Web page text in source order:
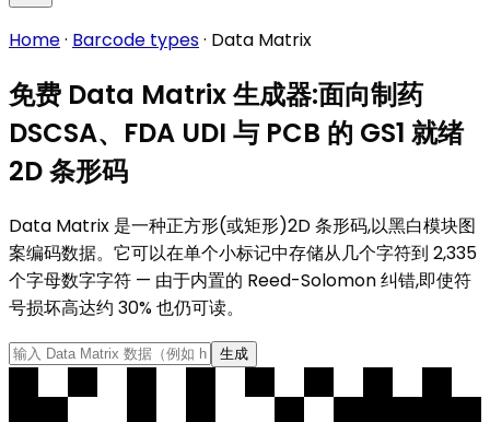
Home· Barcode types· Data Matrix
免费 Data Matrix 生成器:面向制药
DSCSA、FDA UDI 与 PCB 的 GS1 就绪
2D 条形码
Data Matrix 是一种正方形(或矩形)2D 条形码,以黑白模块图
案编码数据。它可以在单个小标记中存储从几个字符到 2,335
个字母数字字符 — 由于内置的 Reed-Solomon 纠错,即使符
号损坏高达约 30% 也仍可读。
生成